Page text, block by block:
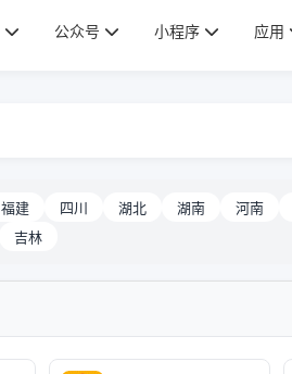
公众号 小程序 应用
福建 四川 湖北 湖南 河南
吉林